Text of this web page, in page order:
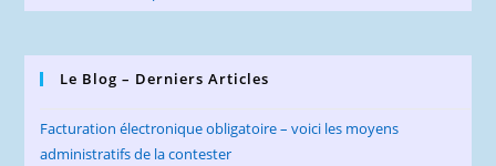
Le Blog – Derniers Articles
Facturation électronique obligatoire – voici les moyens
administratifs de la contester